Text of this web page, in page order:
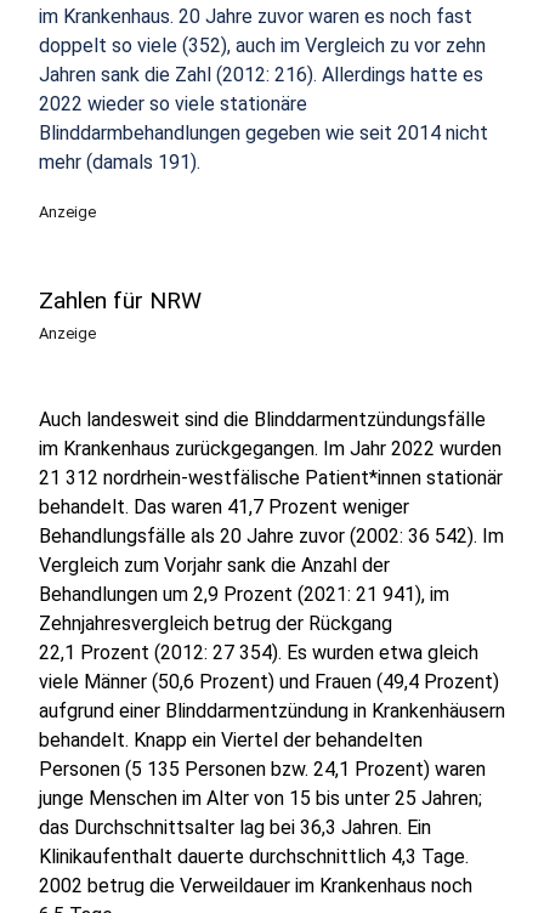
im Krankenhaus. 20 Jahre zuvor waren es noch fast
doppelt so viele (352), auch im Vergleich zu vor zehn
Jahren sank die Zahl (2012: 216). Allerdings hatte es
2022 wieder so viele stationäre
Blinddarmbehandlungen gegeben wie seit 2014 nicht
mehr (damals 191).
Anzeige
Zahlen für NRW
Anzeige
Auch landesweit sind die Blinddarmentzündungsfälle
im Krankenhaus zurückgegangen. Im Jahr 2022 wurden
21 312 nordrhein-westfälische Patient*innen stationär
behandelt. Das waren 41,7 Prozent weniger
Behandlungsfälle als 20 Jahre zuvor (2002: 36 542). Im
Vergleich zum Vorjahr sank die Anzahl der
Behandlungen um 2,9 Prozent (2021: 21 941), im
Zehnjahresvergleich betrug der Rückgang
22,1 Prozent (2012: 27 354). Es wurden etwa gleich
viele Männer (50,6 Prozent) und Frauen (49,4 Prozent)
aufgrund einer Blinddarmentzündung in Krankenhäusern
behandelt. Knapp ein Viertel der behandelten
Personen (5 135 Personen bzw. 24,1 Prozent) waren
junge Menschen im Alter von 15 bis unter 25 Jahren;
das Durchschnittsalter lag bei 36,3 Jahren. Ein
Klinikaufenthalt dauerte durchschnittlich 4,3 Tage.
2002 betrug die Verweildauer im Krankenhaus noch